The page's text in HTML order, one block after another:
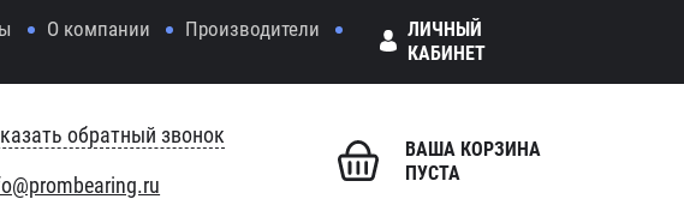
О компании
Производители
ЛИЧНЫЙ
КАБИНЕТ
обратный звонок
ВАША КОРЗИНА
ПУСТА